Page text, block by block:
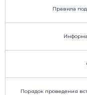
Правила
Порядок проведения